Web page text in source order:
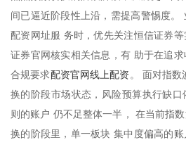
间已逼近阶段性上沿，需提高警惕度。
配资网址服 务时，优先关注恒信证券
证券官网核实相关信息，有 助于在追
合规要求配资官网线上配资。 面对指数
换的阶段市场状态，风险预算执行缺
则的账户 仍不足整体一半， 在当前指
换的阶段里，单一板块 集中度偏高的